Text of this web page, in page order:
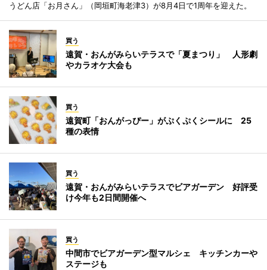
うどん店「お月さん」（岡垣町海老津3）が8月4日で1周年を迎えた。
買う
遠賀・おんがみらいテラスで「夏まつり」 人形劇
やカラオケ大会も
買う
遠賀町「おんがっぴー」がぷくぷくシールに 25
種の表情
買う
遠賀・おんがみらいテラスでビアガーデン 好評受
け今年も2日間開催へ
買う
中間市でビアガーデン型マルシェ キッチンカーや
ステージも